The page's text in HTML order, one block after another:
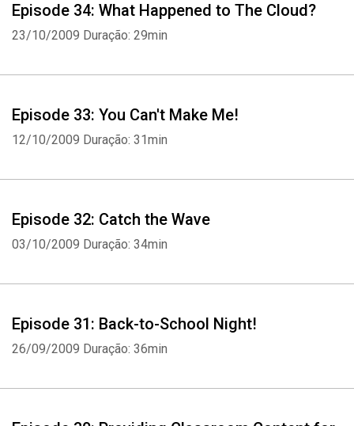
Episode 34: What Happened to The Cloud?
23/10/2009 Duração: 29min
Episode 33: You Can't Make Me!
12/10/2009 Duração: 31min
Episode 32: Catch the Wave
03/10/2009 Duração: 34min
Episode 31: Back-to-School Night!
26/09/2009 Duração: 36min